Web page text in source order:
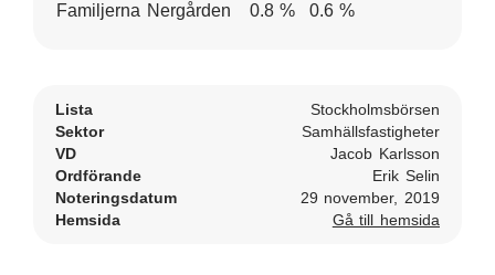
Familjerna Nergården
0.8 % 0.6 %
Lista
Stockholmsbörsen
Sektor
Samhällsfastigheter
VD
Jacob Karlsson
Ordförande
Erik Selin
Noteringsdatum
29 november, 2019
Hemsida
Gå till hemsida